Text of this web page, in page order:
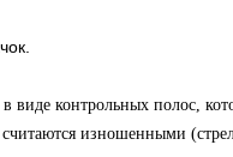
контрольных полос,
изношенными